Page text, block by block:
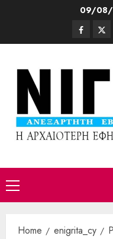
09/
Home enigrita_cy